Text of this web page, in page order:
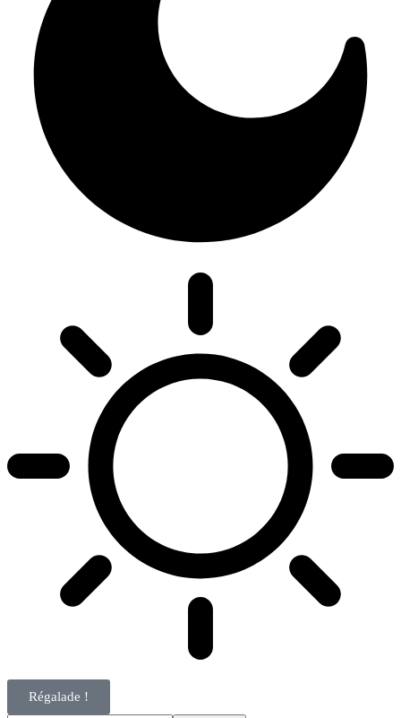
Régalade !